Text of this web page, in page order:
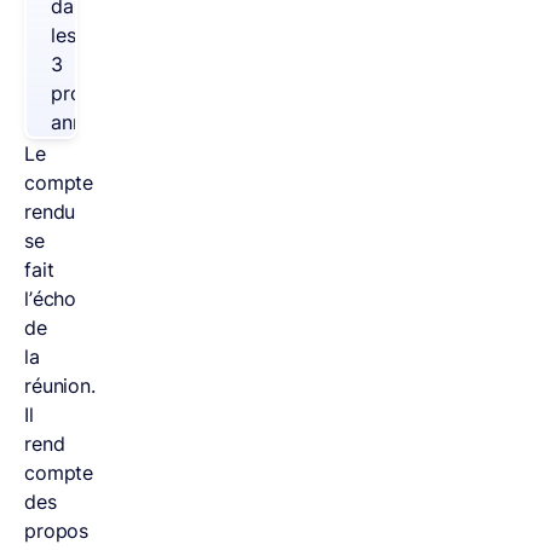
dans
les
3
prochaines
années.
Le
compte
rendu
se
fait
l’écho
de
la
réunion.
Il
rend
compte
des
propos